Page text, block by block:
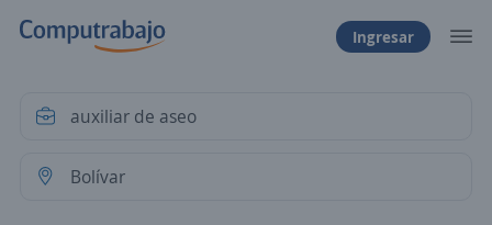
Ingresar